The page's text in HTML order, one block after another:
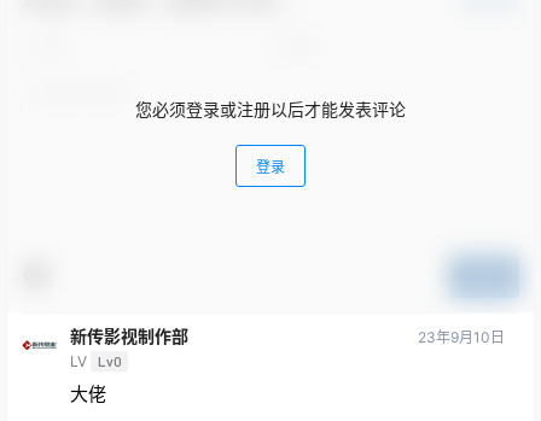
您必须登录或注册以后才能发表评论
登录
新传影视制作部
LV Lv0
23年9月10日
大佬